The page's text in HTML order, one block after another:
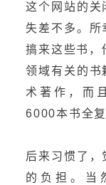
这个网站的关
失差不多。所
搞来这些书，
领域有关的书
术著作，而
6000本书全复
后来习惯了，
的负担。当